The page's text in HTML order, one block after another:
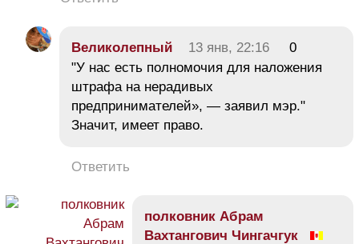
Великолепный 13 янв, 22:16
0
"У нас есть полномочия для наложения
штрафа на нерадивых
предпринимателей», — заявил мэр."
Значит, имеет право.
Ответить
полковник Абрам
Вахтангович Чингачгук